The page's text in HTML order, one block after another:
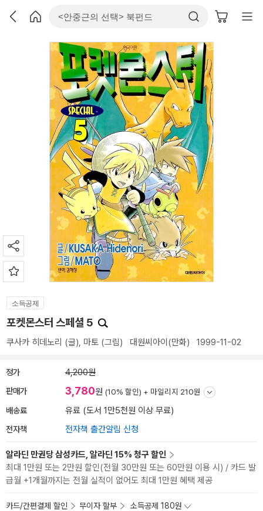
소득공제
포켓몬스터 스페셜 5
쿠사카 히데노리 (글), 마토 (그림) 대원씨아이(만화) 1999-11-02
정가 4,200원
판매가 3,780원 (10% 할인) + 마일리지 210원
배송료 유료 (도서 1만5천원 이상 무료)
전자책 전자책 출간알림 신청
알라딘 만권당 삼성카드, 알라딘 15% 청구 할인
최대 1만원 또는 2만원 할인(전월 30만원 또는 60만원 이용 시) / 카드 발
급월 +1개월까지는 전월 실적이 없어도 최대 1만원 혜택 제공
카드/간편결제 할인 무이자 할부 소득공제 180원